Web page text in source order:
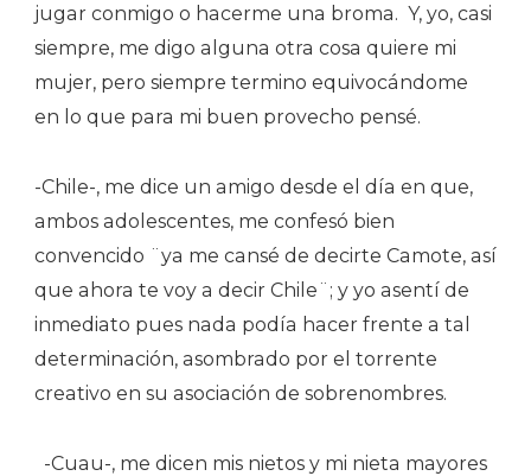
jugar conmigo o hacerme una broma. Y, yo, casi
siempre, me digo alguna otra cosa quiere mi
mujer, pero siempre termino equivocándome
en lo que para mi buen provecho pensé.
-Chile-, me dice un amigo desde el día en que,
ambos adolescentes, me confesó bien
convencido ¨ya me cansé de decirte Camote, así
que ahora te voy a decir Chile¨; y yo asentí de
inmediato pues nada podía hacer frente a tal
determinación, asombrado por el torrente
creativo en su asociación de sobrenombres.
-Cuau-, me dicen mis nietos y mi nieta mayores